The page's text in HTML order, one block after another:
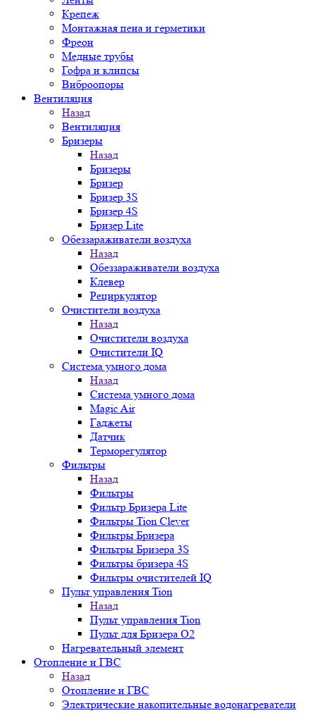
Крепеж
Монтажная пена и герметики
Фреон
Медные трубы
Гофра и клипсы
Виброопоры
Вентиляция
Назад
Вентиляция
Бризеры
Назад
Бризеры
Бризер
Бризер 3S
Бризер 4S
Бризер Lite
Обеззараживатели воздуха
Назад
Обеззараживатели воздуха
Клевер
Рециркулятор
Очистители воздуха
Назад
Очистители воздуха
Очистители IQ
Система умного дома
Назад
Система умного дома
Magic Air
Гаджеты
Датчик
Терморегулятор
Фильтры
Назад
Фильтры
Фильтр Бризера Lite
Фильтры Tion Clever
Фильтры Бризера
Фильтры Бризера 3S
Фильтры бризера 4S
Фильтры очистителей IQ
Пульт управления Tion
Назад
Пульт управления Tion
Пульт для Бризера O2
Нагревательный элемент
Отопление и ГВС
Назад
Отопление и ГВС
Электрические накопительные водонагреватели